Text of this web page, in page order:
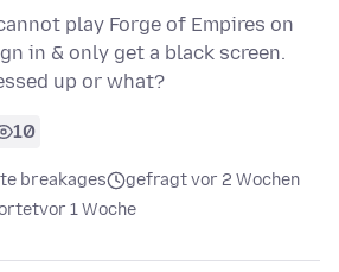
play Forge of Empires on
in & only get a black screen.
up or what?
10
breakages
gefragt vor 2 Wochen
vor 1 Woche